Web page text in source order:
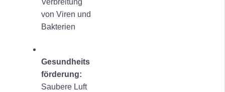
Verbreitung
von Viren und
Bakterien
Gesundheits
förderung:
Saubere Luft